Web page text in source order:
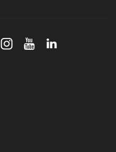
robótica FIRST 2026! (video)